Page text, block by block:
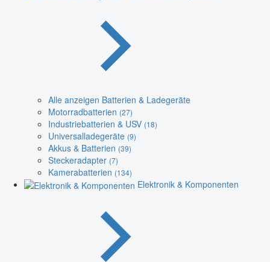
Alle anzeigen Batterien & Ladegeräte
Motorradbatterien (27)
Industriebatterien & USV (18)
Universalladegeräte (9)
Akkus & Batterien (39)
Steckeradapter (7)
Kamerabatterien (134)
Elektronik & Komponenten